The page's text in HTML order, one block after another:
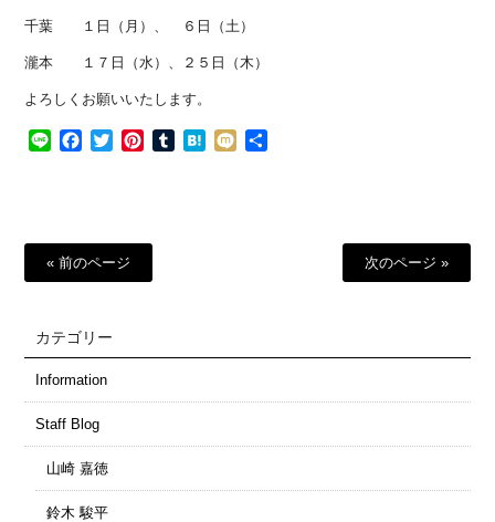
千葉 １日（月）、 ６日（土）
瀧本 １７日（水）、２５日（木）
よろしくお願いいたします。
Line Facebook
TwitterPinterestTumblrHatena
Mixi
« 前のページ 次のページ »
カテゴリー
Information
Staff Blog
山崎 嘉徳
鈴木 駿平